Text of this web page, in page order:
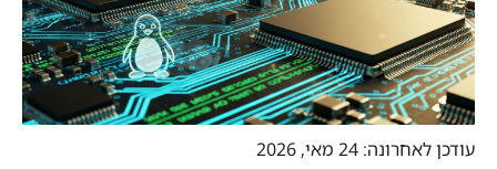
עודכן לאחרונה: 24 מאי, 2026